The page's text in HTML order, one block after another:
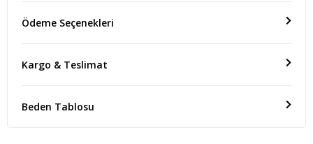
Ödeme Seçenekleri
Kargo & Teslimat
Beden Tablosu